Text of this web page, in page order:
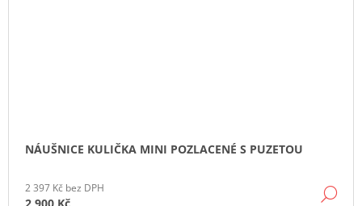
NÁUŠNICE KULIČKA MINI POZLACENÉ S PUZETOU
2 397 Kč bez DPH